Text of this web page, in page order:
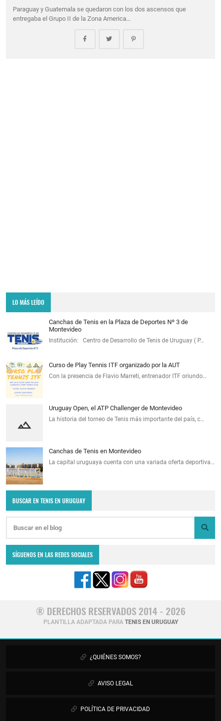
Paraguay y Guatemala se quedaron con los dos ascensos que
entregaba el Grupo II de la Zona America…
LO MÁS LEÍDO
Canchas de Tenis en la Plaza de Deportes Nº 3 de
Montevideo
Institución: Centro de Desarrollo de Tenis de Uruguay ( P…
Curso de Play Tennis ITF organizado por la AUT
Con la presencia de Flavio Marreti, entrenador ITF oriundo…
Uruguay Open, el ATP Challenger de Montevideo
La historia del torneo de Tenis más importante del país, c…
Canchas de Tenis en Montevideo
La capital uruguaya cuenta con una variada oferta deportiva…
BUSCAR EN TENIS EN URUGUAY
SÍGUENOS EN LAS REDES SOCIALES
® DERECHOS RESERVADOS 2014 - 2026
PLANTILLA ADAPTADA PARA TENIS EN URUGUAY
¿QUIÉNES SOMOS?
AVISO LEGAL
POLÍTICA DE PRIVACIDAD